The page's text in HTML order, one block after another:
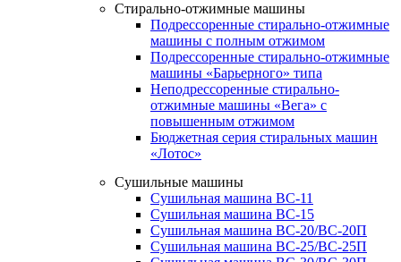
Стирально-отжимные машины
Подрессоренные стирально-отжимные
машины с полным отжимом
Подрессоренные стирально-отжимные
машины «Барьерного» типа
Неподрессоренные стирально-
отжимные машины «Вега» с
повышенным отжимом
Бюджетная серия стиральных машин
«Лотос»
Сушильные машины
Сушильная машина ВС-11
Сушильная машина ВС-15
Сушильная машина ВС-20/ВС-20П
Сушильная машина ВС-25/ВС-25П